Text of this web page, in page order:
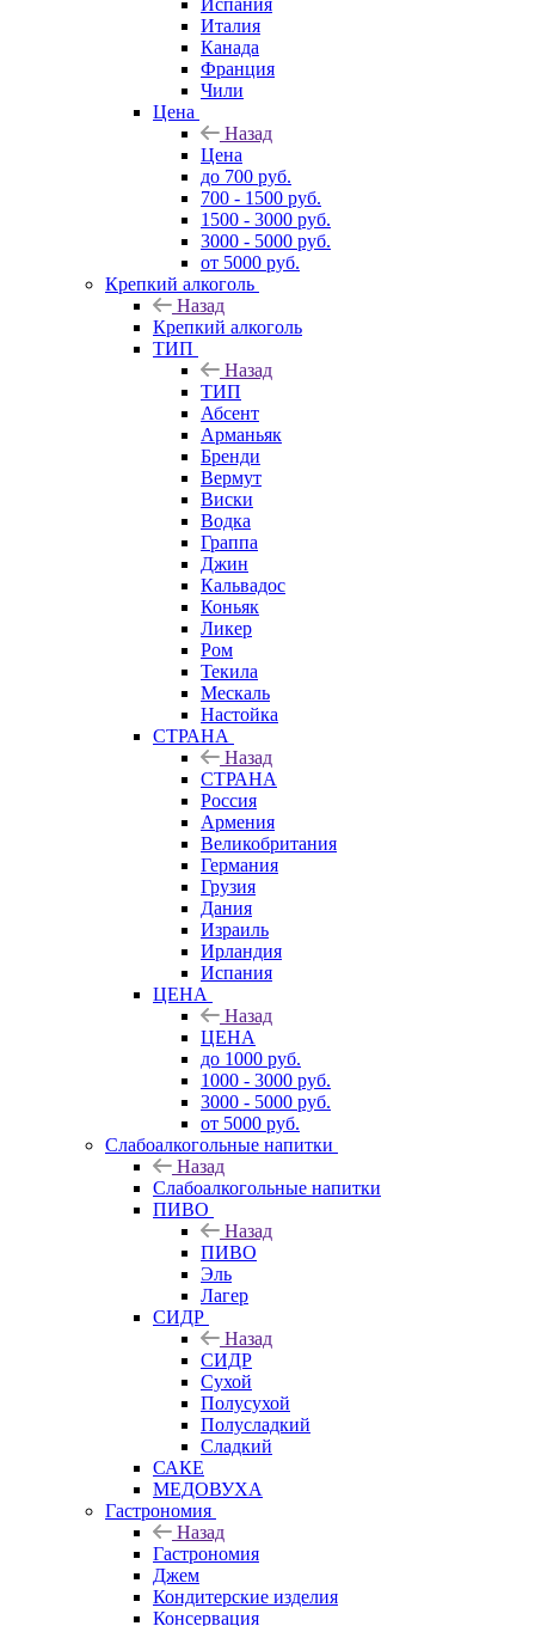
Испания
Италия
Канада
Франция
Чили
Цена
Назад
Цена
до 700 руб.
700 - 1500 руб.
1500 - 3000 руб.
3000 - 5000 руб.
от 5000 руб.
Крепкий алкоголь
Назад
Крепкий алкоголь
ТИП
Назад
ТИП
Абсент
Арманьяк
Бренди
Вермут
Виски
Водка
Граппа
Джин
Кальвадос
Коньяк
Ликер
Ром
Текила
Мескаль
Настойка
СТРАНА
Назад
СТРАНА
Россия
Армения
Великобритания
Германия
Грузия
Дания
Израиль
Ирландия
Испания
ЦЕНА
Назад
ЦЕНА
до 1000 руб.
1000 - 3000 руб.
3000 - 5000 руб.
от 5000 руб.
Слабоалкогольные напитки
Назад
Слабоалкогольные напитки
ПИВО
Назад
ПИВО
Эль
Лагер
СИДР
Назад
СИДР
Сухой
Полусухой
Полусладкий
Сладкий
САКЕ
МЕДОВУХА
Гастрономия
Назад
Гастрономия
Джем
Кондитерские изделия
Консервация